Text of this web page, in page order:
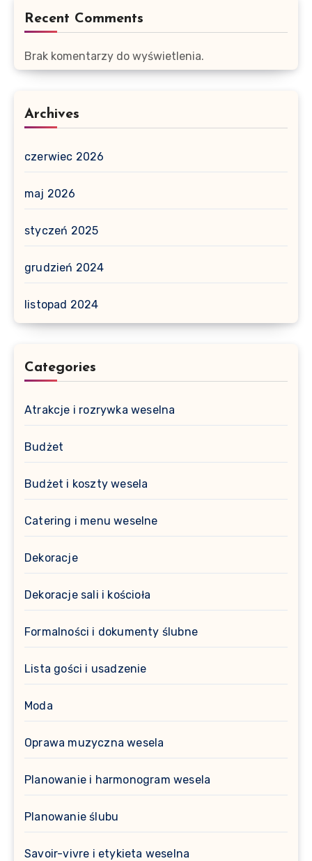
Recent Comments
Brak komentarzy do wyświetlenia.
Archives
czerwiec 2026
maj 2026
styczeń 2025
grudzień 2024
listopad 2024
Categories
Atrakcje i rozrywka weselna
Budżet
Budżet i koszty wesela
Catering i menu weselne
Dekoracje
Dekoracje sali i kościoła
Formalności i dokumenty ślubne
Lista gości i usadzenie
Moda
Oprawa muzyczna wesela
Planowanie i harmonogram wesela
Planowanie ślubu
Savoir-vivre i etykieta weselna